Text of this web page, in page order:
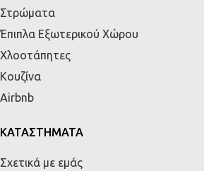
Στρώματα
Έπιπλα Εξωτερικού Χώρου
Χλοοτάπητες
Κουζίνα
Airbnb
ΚΑΤΑΣΤΗΜΑΤΑ
Σχετικά με εμάς